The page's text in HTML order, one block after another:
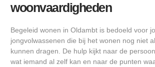
woonvaardigheden
Begeleid wonen in Oldambt is bedoeld voor
jongvolwassenen die bij het wonen nog niet
kunnen dragen. De hulp kijkt naar de
wat iemand al zelf kan en naar de punten